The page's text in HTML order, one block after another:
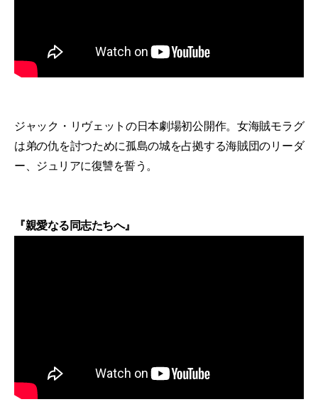
ジャック・リヴェットの日本劇場初公開作。女海賊モラグ
は弟の仇を討つために孤島の城を占拠する海賊団のリーダ
ー、ジュリアに復讐を誓う。
『親愛なる同志たちへ』